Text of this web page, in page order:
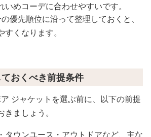
いめコーデに合わせやすいです。
優先順位に沿って整理しておくと、
くなります。
おくべき前提条件
ジャケットを選ぶ前に、以下の前提
ましょう。
タウンユース・アウトドアなど、主な